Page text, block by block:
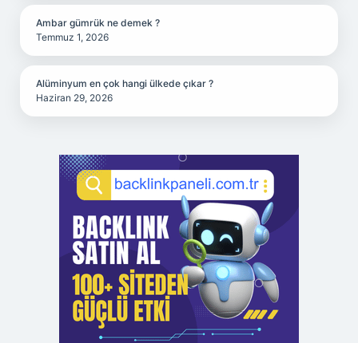
Ambar gümrük ne demek ?
Temmuz 1, 2026
Alüminyum en çok hangi ülkede çıkar ?
Haziran 29, 2026